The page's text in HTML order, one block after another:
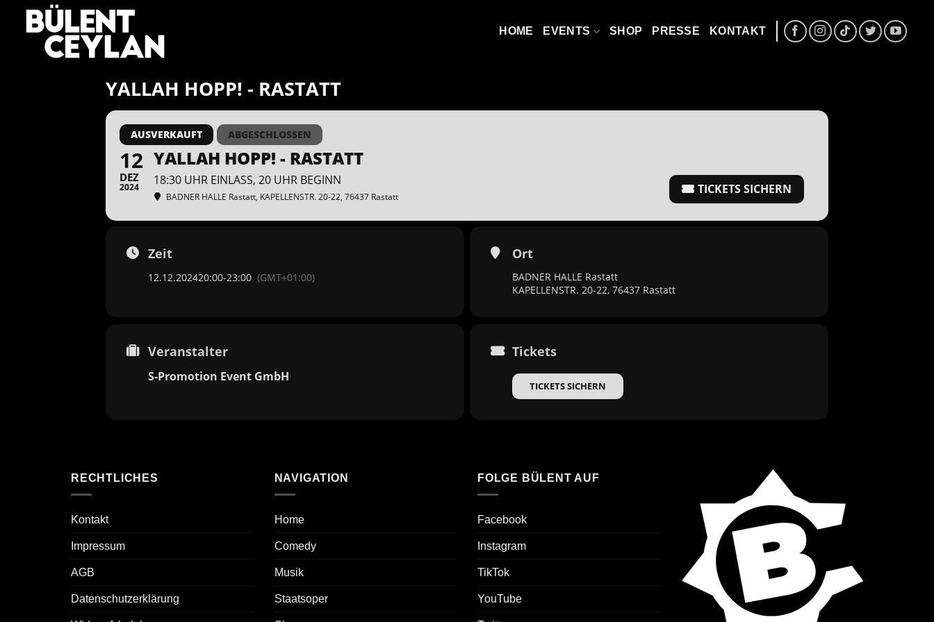
Zum
Inhalt
springen
HOME EVENTS SHOP PRESSE KONTAKT
YALLAH HOPP! - RASTATT
AUSVERKAUFT ABGESCHLOSSEN
12
DEZ
2024
YALLAH HOPP! - RASTATT
18:30 UHR EINLASS, 20 UHR BEGINN
BADNER HALLE Rastatt, KAPELLENSTR. 20-22, 76437 Rastatt
TICKETS SICHERN
Zeit
12.12.202420:00-23:00 (GMT+01:00)
Ort
BADNER HALLE Rastatt
KAPELLENSTR. 20-22, 76437 Rastatt
Veranstalter
S-Promotion Event GmbH
Tickets
TICKETS SICHERN
RECHTLICHES
Kontakt
Impressum
AGB
Datenschutzerklärung
NAVIGATION
Home
Comedy
Musik
Staatsoper
FOLGE BÜLENT AUF
Facebook
Instagram
TikTok
YouTube